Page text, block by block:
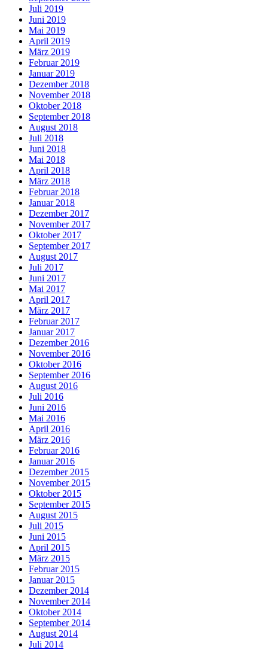
Juli 2019
Juni 2019
Mai 2019
April 2019
März 2019
Februar 2019
Januar 2019
Dezember 2018
November 2018
Oktober 2018
September 2018
August 2018
Juli 2018
Juni 2018
Mai 2018
April 2018
März 2018
Februar 2018
Januar 2018
Dezember 2017
November 2017
Oktober 2017
September 2017
August 2017
Juli 2017
Juni 2017
Mai 2017
April 2017
März 2017
Februar 2017
Januar 2017
Dezember 2016
November 2016
Oktober 2016
September 2016
August 2016
Juli 2016
Juni 2016
Mai 2016
April 2016
März 2016
Februar 2016
Januar 2016
Dezember 2015
November 2015
Oktober 2015
September 2015
August 2015
Juli 2015
Juni 2015
April 2015
März 2015
Februar 2015
Januar 2015
Dezember 2014
November 2014
Oktober 2014
September 2014
August 2014
Juli 2014